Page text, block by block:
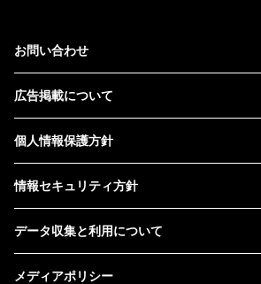
お問い合わせ
広告掲載について
個人情報保護方針
情報セキュリティ方針
データ収集と利用について
メディアポリシー